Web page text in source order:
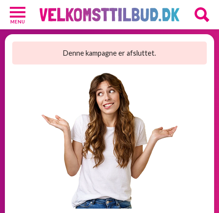
MENU
Denne kampagne er afsluttet.
Diverse
velkomsttilbud